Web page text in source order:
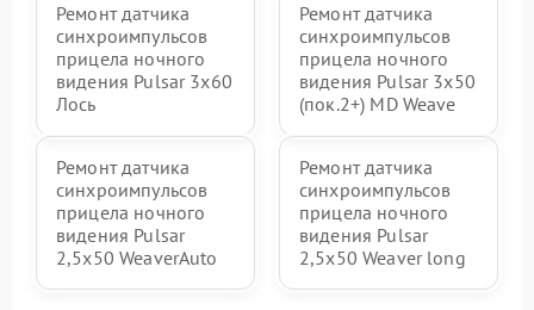
Ремонт датчика
синхроимпульсов
прицела ночного
видения Pulsar 3x60
Лось
Ремонт датчика
синхроимпульсов
прицела ночного
видения Pulsar 3x50
(пок.2+) MD Weave
Ремонт датчика
синхроимпульсов
прицела ночного
видения Pulsar
2,5x50 WeaverAuto
Ремонт датчика
синхроимпульсов
прицела ночного
видения Pulsar
2,5x50 Weaver long